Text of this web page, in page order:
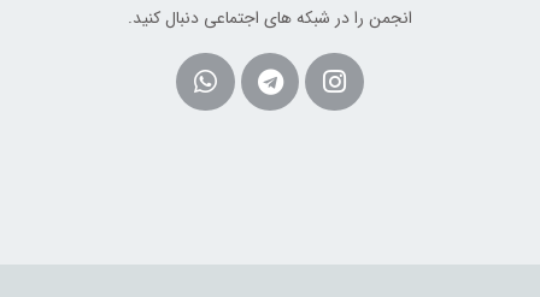
انجمن را در شبکه های اجتماعی دنبال کنید.
Instagram
Telegram
Whatsapp